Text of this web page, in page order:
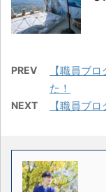
PREV
【職員ブ
た！
NEXT 【職員ブ